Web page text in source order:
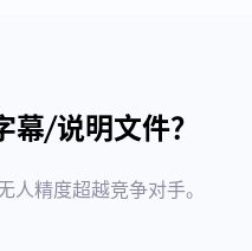
幕/说明文件？
人精度超越竞争对手。